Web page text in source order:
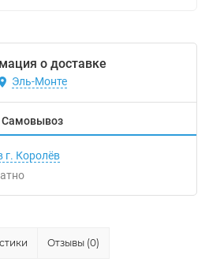
о доставке
Эль-Монте
Самовывоз
г. Королёв
Отзывы (0)